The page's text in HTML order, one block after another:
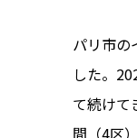
パリ市の
した。
て続けて
間（4区